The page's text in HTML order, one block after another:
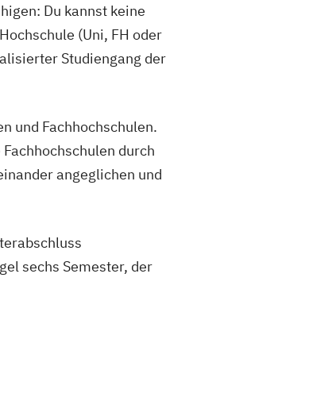
Du kannst keine
(Uni, FH oder
Studiengang der
und Fachhochschulen.
durch
angeglichen und
sechs Semester, der